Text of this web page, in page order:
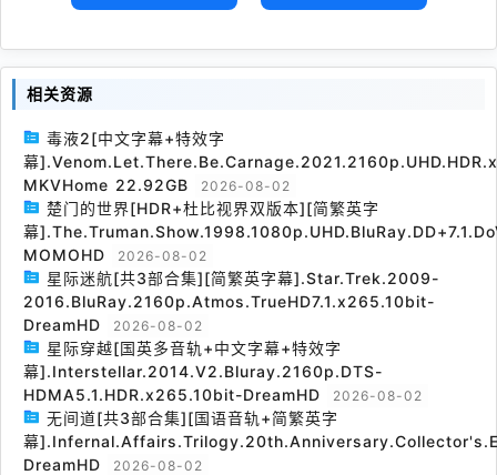
相关资源
毒液2[中文字幕+特效字
幕
MKVHome 22.92GB
2026-08-02
楚门的世界[HDR+杜比视界双版本][简繁英字
幕
MOMOHD
2026-08-02
星际迷航[共3部合集][简繁英字幕].Star.Trek.2009-
2016.BluRay.2160p.Atmos.TrueHD7.1.x265.10bit-
DreamHD
2026-08-02
星际穿越[国英多音轨+中文字幕+特效字
幕].Interstellar.2014.V2.Bluray.2160p.DTS-
HDMA5.1.HDR.x265.10bit-DreamHD
2026-08-02
无间道[共3部合集][国语音轨+简繁英字
幕
DreamHD
2026-08-02